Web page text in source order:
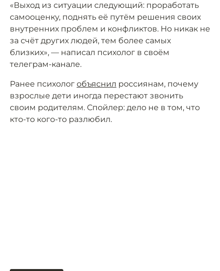
«Выход из ситуации следующий: проработать
самооценку, поднять её путём решения своих
внутренних проблем и конфликтов. Но никак не
за счёт других людей, тем более самых
близких», — написал психолог в своём
телеграм-канале.
Ранее психолог объяснил россиянам, почему
взрослые дети иногда перестают звонить
своим родителям. Спойлер: дело не в том, что
кто-то кого-то разлюбил.